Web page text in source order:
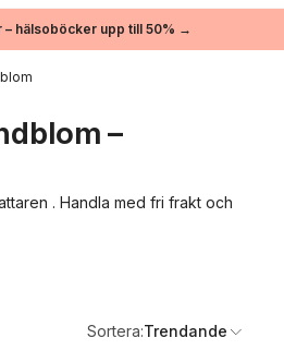
– hälsoböcker upp till 50% →
–
. Handla med fri frakt och
Sortera:Trendande